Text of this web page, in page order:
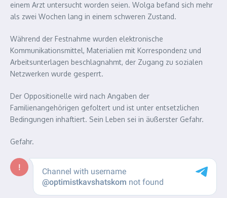
einem Arzt untersucht worden seien. Wolga befand sich mehr
als zwei Wochen lang in einem schweren Zustand.
Während der Festnahme wurden elektronische
Kommunikationsmittel, Materialien mit Korrespondenz und
Arbeitsunterlagen beschlagnahmt, der Zugang zu sozialen
Netzwerken wurde gesperrt.
Der Oppositionelle wird nach Angaben der
Familienangehörigen gefoltert und ist unter entsetzlichen
Bedingungen inhaftiert. Sein Leben sei in äußerster Gefahr.
Gefahr.